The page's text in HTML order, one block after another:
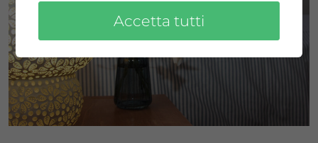
Accetta tutti